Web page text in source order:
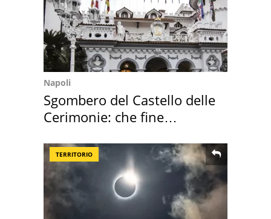
Napoli
Sgombero del Castello delle
Cerimonie: che fine
TERRITORIO